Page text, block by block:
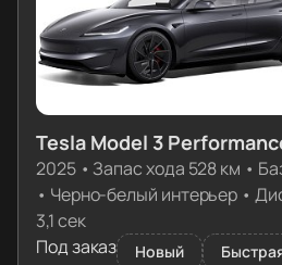
Tesla Model 3
2025• Запас хода 528 км •
• Черно-белый интерьер •
3,1 сек
Под заказ
Новый